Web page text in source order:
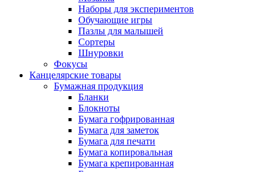
Наборы для экспериментов
Обучающие игры
Пазлы для малышей
Сортеры
Шнуровки
Фокусы
Канцелярские товары
Бумажная продукция
Бланки
Блокноты
Бумага гофрированная
Бумага для заметок
Бумага для печати
Бумага копировальная
Бумага крепированная